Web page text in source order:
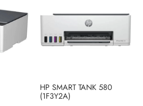
HP SMART TANK 580
(1F3Y2A)